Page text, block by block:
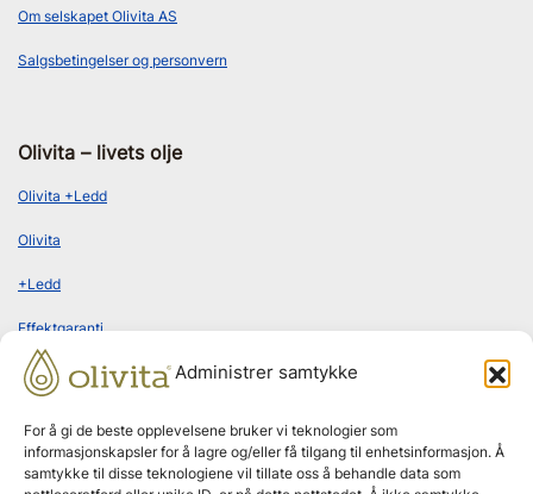
Administrer samtykke
For å gi de beste opplevelsene bruker vi teknologier som
informasjonskapsler for å lagre og/eller få tilgang til enhetsinformasjon. Å
samtykke til disse teknologiene vil tillate oss å behandle data som
Om selskapet Olivita AS
Salgsbetingelser og personvern
Olivita – livets olje
Olivita +Ledd
Olivita
+Ledd
Effektgaranti
Kundeomtaler
Bestill abonnement